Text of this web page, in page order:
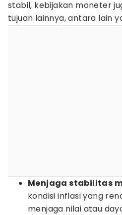
stabil, kebijakan moneter
tujuan lainnya, antara lain
Menjaga stabilitas
kondisi inflasi yang
menjaga nilai atau